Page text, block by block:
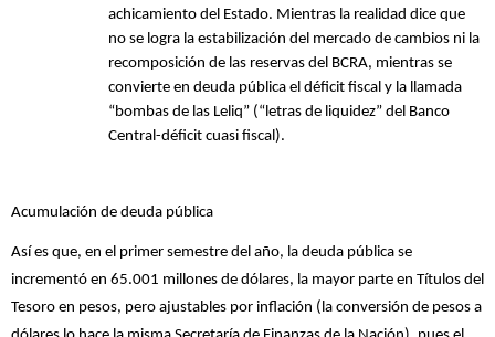
achicamiento del Estado. Mientras la realidad dice que
no se logra la estabilización del mercado de cambios ni la
recomposición de las reservas del BCRA, mientras se
convierte en deuda pública el déficit fiscal y la llamada
“bombas de las Leliq” (“letras de liquidez” del Banco
Central-déficit cuasi fiscal).
Acumulación de deuda pública
Así es que, en el primer semestre del año, la deuda pública se
incrementó en 65.001 millones de dólares, la mayor parte en Títulos del
Tesoro en pesos, pero ajustables por inflación (la conversión de pesos a